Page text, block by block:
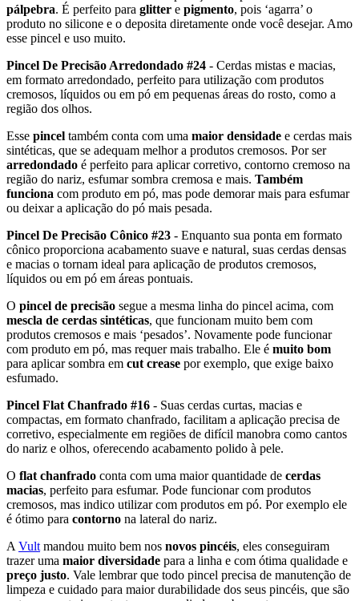
pálpebra. É perfeito para glitter e pigmento, pois ‘agarra’ o
produto no silicone e o deposita diretamente onde você desejar. Amo
esse pincel e uso muito.
Pincel De Precisão Arredondado #24 - Cerdas mistas e macias,
em formato arredondado, perfeito para utilização com produtos
cremosos, líquidos ou em pó em pequenas áreas do rosto, como a
região dos olhos.
Esse pincel também conta com uma maior densidade e cerdas mais
sintéticas, que se adequam melhor a produtos cremosos. Por ser
arredondado é perfeito para aplicar corretivo, contorno cremoso na
região do nariz, esfumar sombra cremosa e mais. Também
funciona com produto em pó, mas pode demorar mais para esfumar
ou deixar a aplicação do pó mais pesada.
Pincel De Precisão Cônico #23 - Enquanto sua ponta em formato
cônico proporciona acabamento suave e natural, suas cerdas densas
e macias o tornam ideal para aplicação de produtos cremosos,
líquidos ou em pó em áreas pontuais.
O pincel de precisão segue a mesma linha do pincel acima, com
mescla de cerdas sintéticas, que funcionam muito bem com
produtos cremosos e mais ‘pesados’. Novamente pode funcionar
com produto em pó, mas requer mais trabalho. Ele é muito bom
para aplicar sombra em cut crease por exemplo, que exige baixo
esfumado.
Pincel Flat Chanfrado #16 - Suas cerdas curtas, macias e
compactas, em formato chanfrado, facilitam a aplicação precisa de
corretivo, especialmente em regiões de difícil manobra como cantos
do nariz e olhos, oferecendo acabamento polido à pele.
O flat chanfrado conta com uma maior quantidade de cerdas
macias, perfeito para esfumar. Pode funcionar com produtos
cremosos, mas indico utilizar com produtos em pó. Por exemplo ele
é ótimo para contorno na lateral do nariz.
AVultmandou muito bem nos novos pincéis, eles conseguiram
trazer uma maior diversidade para a linha e com ótima qualidade e
preço justo. Vale lembrar que todo pincel precisa de manutenção de
limpeza e cuidado para maior durabilidade dos seus pincéis, que são